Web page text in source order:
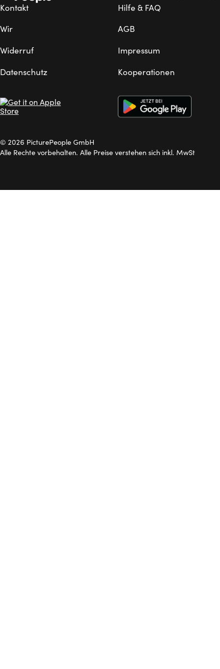
Kontakt
Hilfe & FAQ
Wir
AGB
Widerruf
Impressum
Datenschutz
Kooperationen
© 2026 PicturePeople GmbH
Alle Rechte vorbehalten. Alle Preise verstehen sich inkl. MwSt